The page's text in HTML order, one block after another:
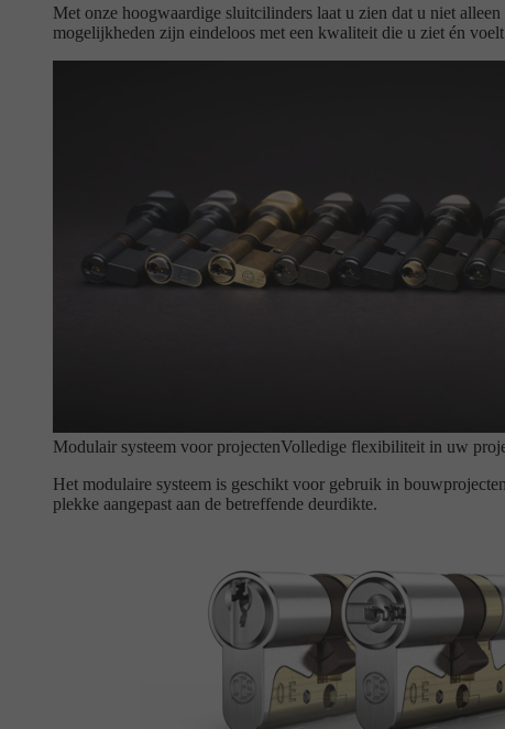
Met onze hoogwaardige sluitcilinders laat u zien dat u niet
mogelijkheden zijn eindeloos met een kwaliteit die u ziet én
Modulair systeem voor projectenVolledige flexibiliteit in uw
Het modulaire systeem is geschikt voor gebruik in
plekke aangepast aan de betreffende deurdikte.